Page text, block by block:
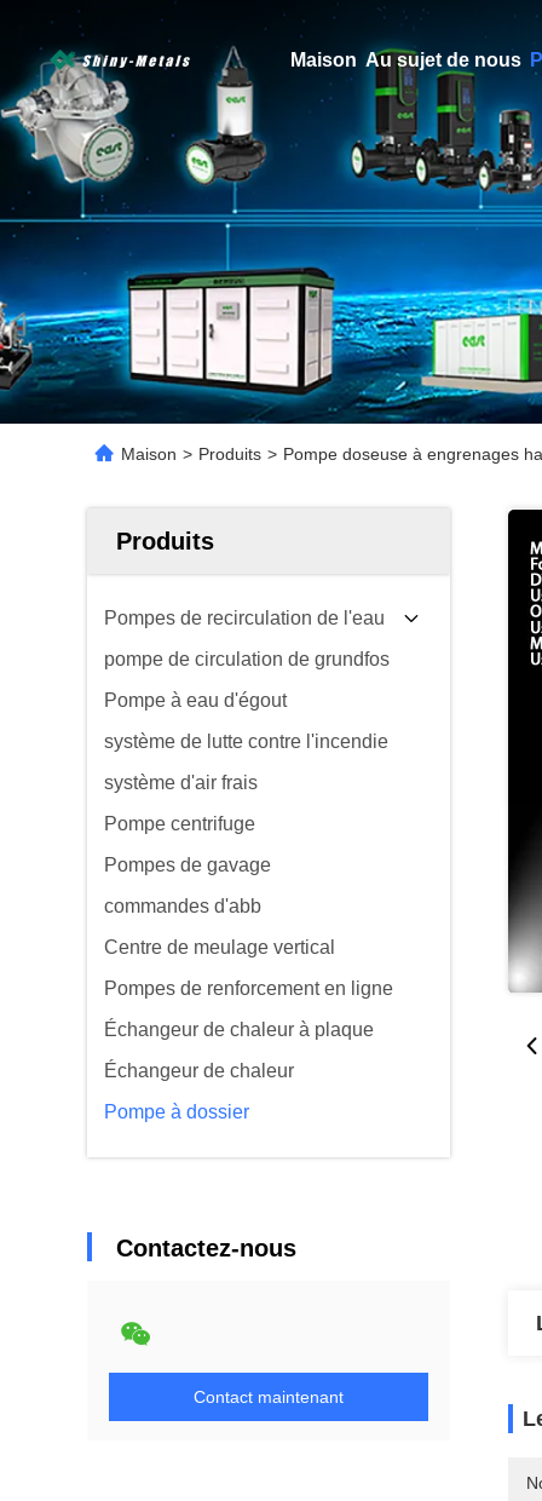
Maison Au sujet de nous
Maison > Produits > Pompe doseuse à engrenages
Produits
Pompes de recirculation de l'eau
pompe de circulation de grundfos
Pompe à eau d'égout
système de lutte contre l'incendie
système d'air frais
Pompe centrifuge
Pompes de gavage
commandes d'abb
Centre de meulage vertical
Pompes de renforcement en ligne
Échangeur de chaleur à plaque
Échangeur de chaleur
Pompe à dossier
Contactez-nous
Contact maintenant